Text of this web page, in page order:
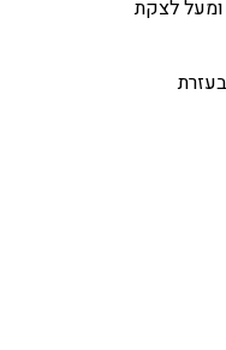
ומעל לצקת